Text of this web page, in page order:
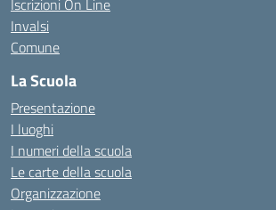
Iscrizioni On Line
Invalsi
Comune
La Scuola
Presentazione
I luoghi
I numeri della scuola
Le carte della scuola
Organizzazione